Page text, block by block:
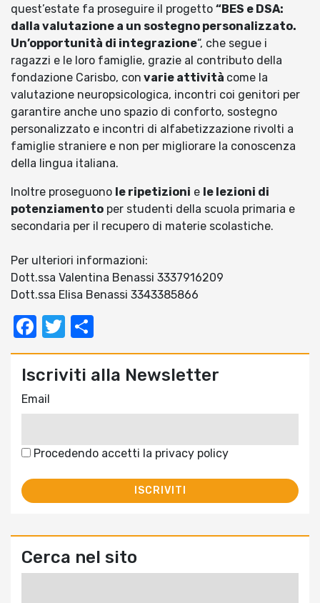
quest’estate fa proseguire il progetto “BES e DSA:
dalla valutazione a un sostegno personalizzato.
Un’opportunità di integrazione“, che segue i
ragazzi e le loro famiglie, grazie al contributo della
fondazione Carisbo, con varie attività come la
valutazione neuropsicologica, incontri coi genitori per
garantire anche uno spazio di conforto, sostegno
personalizzato e incontri di alfabetizzazione rivolti a
famiglie straniere e non per migliorare la conoscenza
della lingua italiana.
Inoltre proseguono le ripetizioni e le lezioni di
potenziamento per studenti della scuola primaria e
secondaria per il recupero di materie scolastiche.
Per ulteriori informazioni:
Dott.ssa Valentina Benassi 3337916209
Dott.ssa Elisa Benassi 3343385866
Facebook
Twitter
Iscriviti alla Newsletter
Email
Procedendo accetti la privacy policy
Cerca nel sito